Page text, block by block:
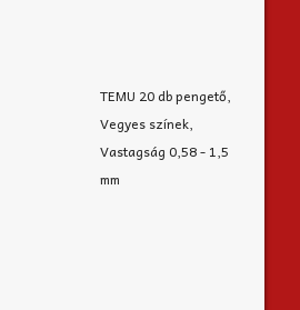
TEMU 20 db pengető,
Vegyes színek,
Vastagság 0,58 - 1,5
mm